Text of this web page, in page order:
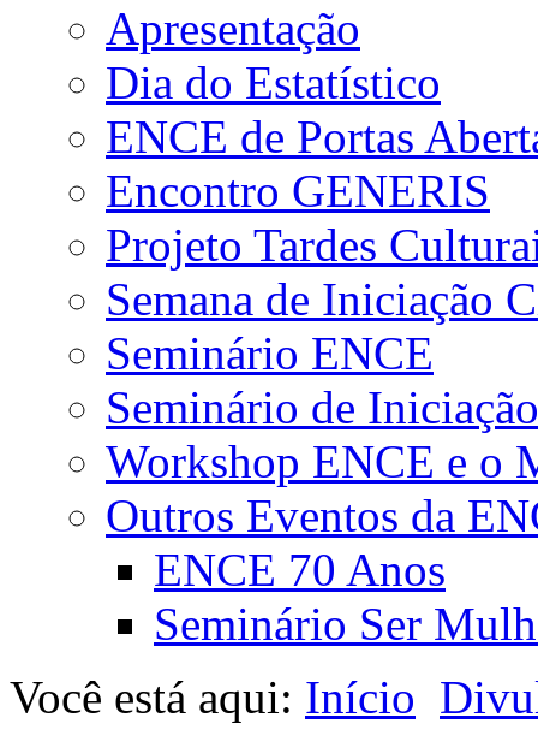
Apresentação
Dia do Estatístico
ENCE de Portas
Encontro GENERIS
Projeto Tardes
Semana de Iniciação
Seminário ENCE
Seminário de
Workshop ENCE e o
Outros Eventos da
ENCE 70 Anos
Seminário Ser
Você está aqui: Início